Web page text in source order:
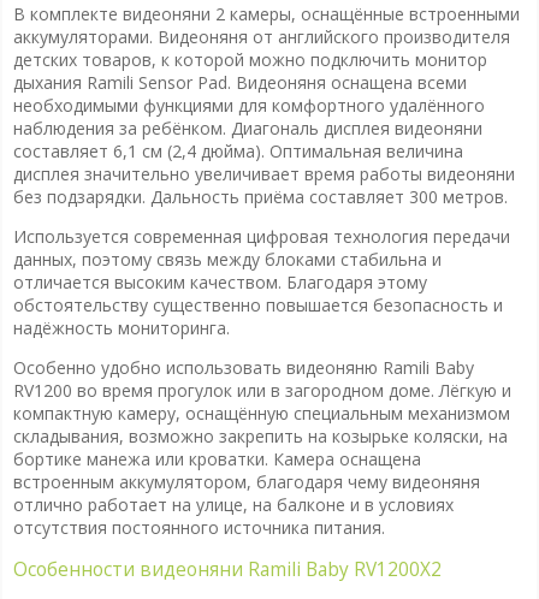
В комплекте видеоняни 2 камеры, оснащённые встроенными
аккумуляторами. Видеоняня от английского производителя
детских товаров, к которой можно подключить монитор
дыхания Ramili Sensor Pad. Видеоняня оснащена всеми
необходимыми функциями для комфортного удалённого
наблюдения за ребёнком. Диагональ дисплея видеоняни
составляет 6,1 см (2,4 дюйма). Оптимальная величина
дисплея значительно увеличивает время работы видеоняни
без подзарядки. Дальность приёма составляет 300 метров.
Используется современная цифровая технология передачи
данных, поэтому связь между блоками стабильна и
отличается высоким качеством. Благодаря этому
обстоятельству существенно повышается безопасность и
надёжность мониторинга.
Особенно удобно использовать видеоняню Ramili Baby
RV1200 во время прогулок или в загородном доме. Лёгкую и
компактную камеру, оснащённую специальным механизмом
складывания, возможно закрепить на козырьке коляски, на
бортике манежа или кроватки. Камера оснащена
встроенным аккумулятором, благодаря чему видеоняня
отлично работает на улице, на балконе и в условиях
отсутствия постоянного источника питания.
Особенности видеоняни Ramili Baby RV1200X2